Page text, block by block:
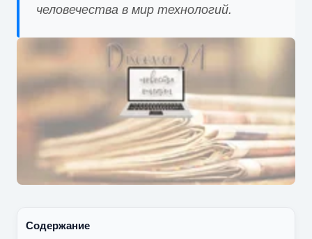
человечества в мир технологий.
Содержание